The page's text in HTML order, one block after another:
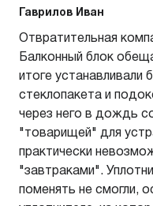
Гаврилов Иван
Отвратительная
Балконный блок
итоге
стеклопакета и
через него в дождь
"товарищей" для
практически
"завтраками".
поменять не смогли,